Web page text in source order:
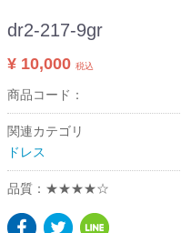
dr2-217-9gr
¥ 10,000 税込
商品コード：
関連カテゴリ
ドレス
品質：★★★★☆